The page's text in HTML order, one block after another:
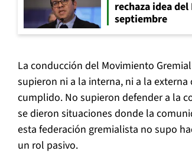
rechaza idea
septiembre
La conducción del Movimiento
supieron ni a la interna, ni a la
cumplido. No supieron defender a la
se dieron situaciones donde la
esta federación gremialista no supo
un rol pasivo.